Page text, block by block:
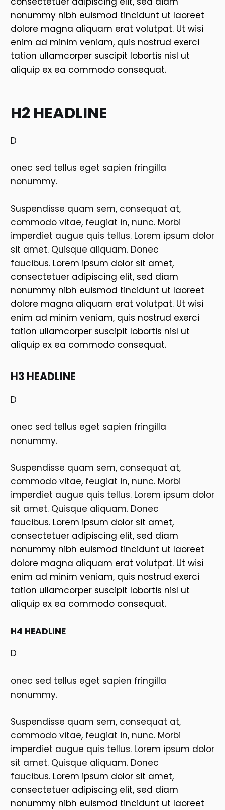
nonummy nibh euismod tincidunt ut laoreet
dolore magna aliquam erat volutpat. Ut wisi
enim ad minim veniam, quis nostrud exerci
tation ullamcorper suscipit lobortis nisl ut
aliquip ex ea commodo consequat.
H2 HEADLINE
D
onec sed tellus eget sapien fringilla
nonummy.
Suspendisse quam sem, consequat at,
commodo vitae, feugiat in, nunc. Morbi
imperdiet augue quis tellus. Lorem ipsum dolor
sit amet. Quisque aliquam. Donec
faucibus. Lorem ipsum dolor sit amet,
consectetuer adipiscing elit, sed diam
nonummy nibh euismod tincidunt ut laoreet
dolore magna aliquam erat volutpat. Ut wisi
enim ad minim veniam, quis nostrud exerci
tation ullamcorper suscipit lobortis nisl ut
aliquip ex ea commodo consequat.
H3 HEADLINE
D
onec sed tellus eget sapien fringilla
nonummy.
Suspendisse quam sem, consequat at,
commodo vitae, feugiat in, nunc. Morbi
imperdiet augue quis tellus. Lorem ipsum dolor
sit amet. Quisque aliquam. Donec
faucibus. Lorem ipsum dolor sit amet,
consectetuer adipiscing elit, sed diam
nonummy nibh euismod tincidunt ut laoreet
dolore magna aliquam erat volutpat. Ut wisi
enim ad minim veniam, quis nostrud exerci
tation ullamcorper suscipit lobortis nisl ut
aliquip ex ea commodo consequat.
H4 HEADLINE
D
onec sed tellus eget sapien fringilla
nonummy.
Suspendisse quam sem, consequat at,
commodo vitae, feugiat in, nunc. Morbi
imperdiet augue quis tellus. Lorem ipsum dolor
sit amet. Quisque aliquam. Donec
faucibus. Lorem ipsum dolor sit amet,
consectetuer adipiscing elit, sed diam
nonummy nibh euismod tincidunt ut laoreet